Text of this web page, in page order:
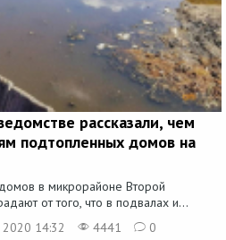
рассказали, чем
подтопленных домов на
в микрорайоне Второй
от того, что в подвалах и...
14:32 4441 0